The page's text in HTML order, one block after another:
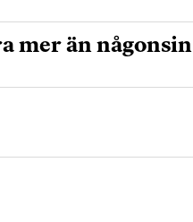
mer än någonsin